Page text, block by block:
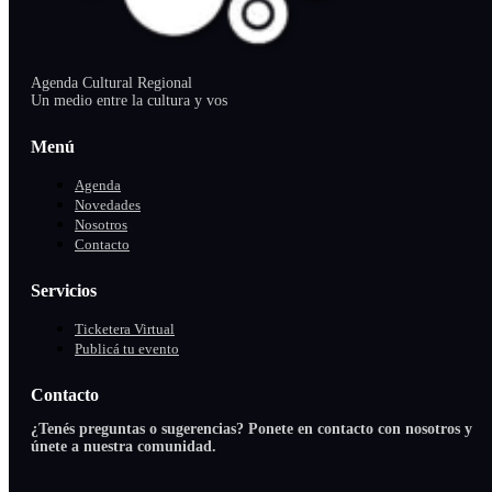
Agenda Cultural Regional
Un medio entre la cultura y vos
Menú
Agenda
Novedades
Nosotros
Contacto
Servicios
Ticketera Virtual
Publicá tu evento
Contacto
¿Tenés preguntas o sugerencias? Ponete en contacto con nosotros y
únete a nuestra comunidad.